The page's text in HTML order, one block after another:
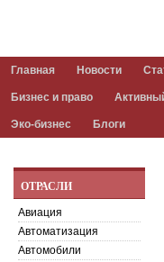
Главная Новости
Бизнес и право
Эко-бизнес Блоги
ОТРАСЛИ
Авиация
Автоматизация
Автомобили